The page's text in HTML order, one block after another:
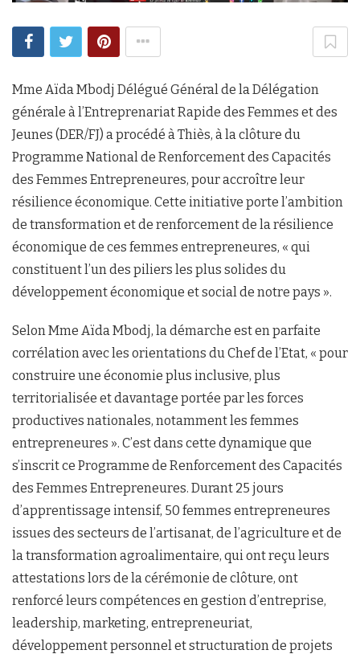
Mme Aïda Mbodj Délégué Général de la Délégation
générale à l’Entreprenariat Rapide des Femmes et des
Jeunes (DER/FJ) a procédé à Thiès, à la clôture du
Programme National de Renforcement des Capacités
des Femmes Entrepreneures, pour accroître leur
résilience économique. Cette initiative porte l’ambition
de transformation et de renforcement de la résilience
économique de ces femmes entrepreneures, « qui
constituent l’un des piliers les plus solides du
développement économique et social de notre pays ».
Selon Mme Aïda Mbodj, la démarche est en parfaite
corrélation avec les orientations du Chef de l’Etat, « pour
construire une économie plus inclusive, plus
territorialisée et davantage portée par les forces
productives nationales, notamment les femmes
entrepreneures ». C’est dans cette dynamique que
s’inscrit ce Programme de Renforcement des Capacités
des Femmes Entrepreneures. Durant 25 jours
d’apprentissage intensif, 50 femmes entrepreneures
issues des secteurs de l’artisanat, de l’agriculture et de
la transformation agroalimentaire, qui ont reçu leurs
attestations lors de la cérémonie de clôture, ont
renforcé leurs compétences en gestion d’entreprise,
leadership, marketing, entrepreneuriat,
développement personnel et structuration de projets